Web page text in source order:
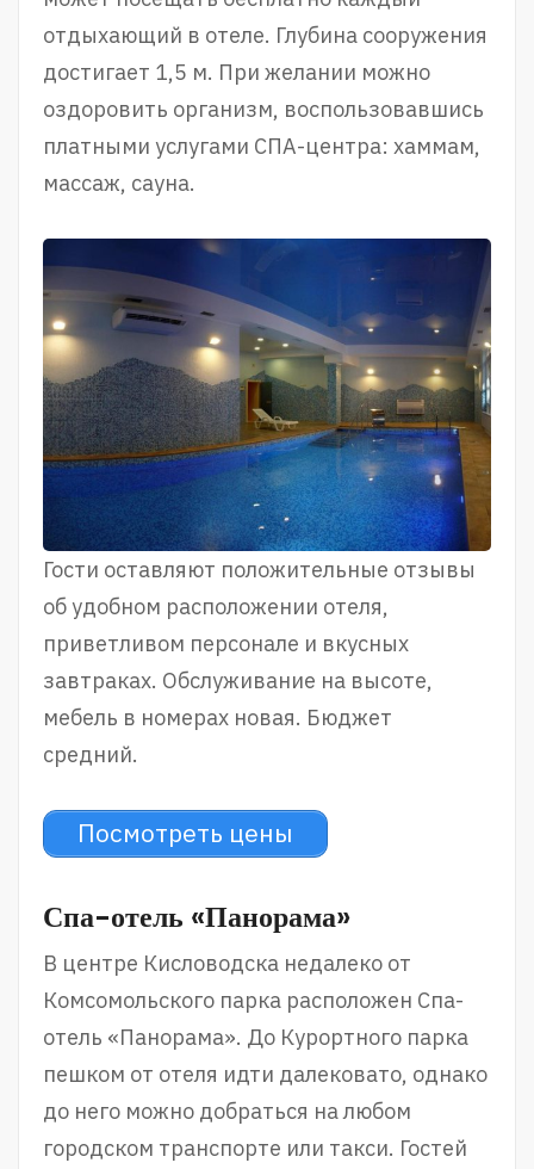
отдыхающий в отеле. Глубина сооружения
достигает 1,5 м. При желании можно
оздоровить организм, воспользовавшись
платными услугами СПА-центра: хаммам,
массаж, сауна.
Гости оставляют положительные отзывы
об удобном расположении отеля,
приветливом персонале и вкусных
завтраках. Обслуживание на высоте,
мебель в номерах новая. Бюджет
средний.
Посмотреть цены
Спа-отель «Панорама»
В центре Кисловодска недалеко от
Комсомольского парка расположен Спа-
отель «Панорама». До Курортного парка
пешком от отеля идти далековато, однако
до него можно добраться на любом
городском транспорте или такси. Гостей